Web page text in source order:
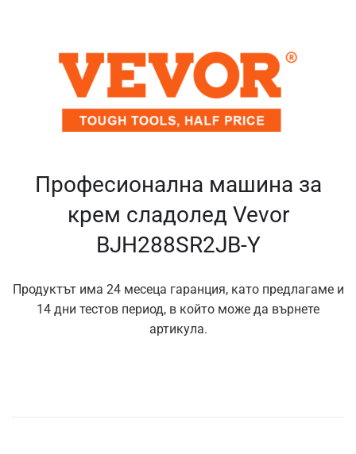
Професионална машина за
крем сладолед Vevor
BJH288SR2JB-Y
Продуктът има 24 месеца гаранция, като предлагаме и
14 дни тестов период, в който може да върнете
артикула.